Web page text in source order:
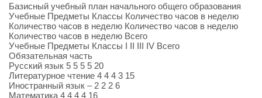
Базисный учебный план начального общего образования
Учебные Предметы Классы Количество часов в неделю
Количество часов в неделю Количество часов в неделю
Количество часов в неделю Всего
Учебные Предметы Классы I II III IV Всего
Обязательная часть
Русский язык 5 5 5 5 20
Литературное чтение 4 4 4 3 15
Иностранный язык – 2 2 2 6
Математика 4 4 4 4 16